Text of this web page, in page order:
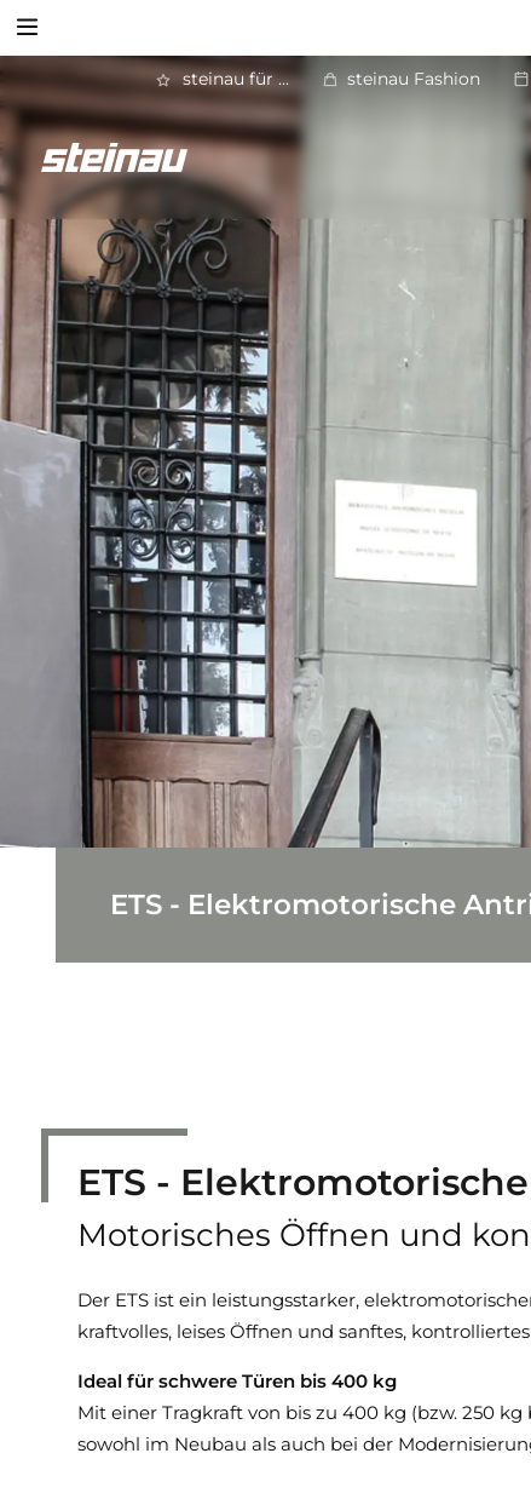
Zurück
Türtechnik
Panikverschlüsse
Panikschlösser
Wohn­raum­be­schläge
Objekt­be­schläge
Tür­schließer­technik
steinau für ... steinau Fashion
ETS -
ETS -
Motorisches Öffnen und
Der ETS ist ein leistungsstarker,
kraftvolles, leises Öffnen und sanftes,
Ideal für schwere Türen bis 400 kg
Mit einer Tragkraft von bis zu 400 kg (bzw. 250
sowohl im Neubau als auch bei der